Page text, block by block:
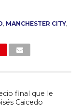
MANCHESTER CITY,
final que le
Caicedo